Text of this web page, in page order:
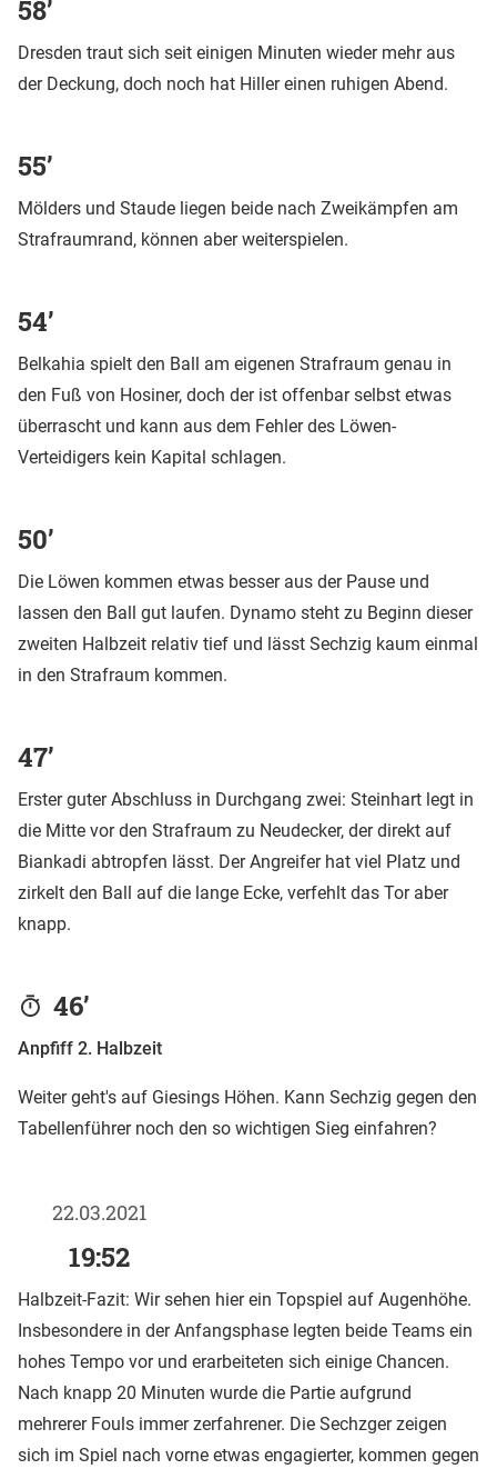
58’
Dresden traut sich seit einigen Minuten wieder mehr aus
der Deckung, doch noch hat Hiller einen ruhigen Abend.
55’
Mölders und Staude liegen beide nach Zweikämpfen am
Strafraumrand, können aber weiterspielen.
54’
Belkahia spielt den Ball am eigenen Strafraum genau in
den Fuß von Hosiner, doch der ist offenbar selbst etwas
überrascht und kann aus dem Fehler des Löwen-
Verteidigers kein Kapital schlagen.
50’
Die Löwen kommen etwas besser aus der Pause und
lassen den Ball gut laufen. Dynamo steht zu Beginn dieser
zweiten Halbzeit relativ tief und lässt Sechzig kaum einmal
in den Strafraum kommen.
47’
Erster guter Abschluss in Durchgang zwei: Steinhart legt in
die Mitte vor den Strafraum zu Neudecker, der direkt auf
Biankadi abtropfen lässt. Der Angreifer hat viel Platz und
zirkelt den Ball auf die lange Ecke, verfehlt das Tor aber
knapp.
46’
Anpfiff 2. Halbzeit
Weiter geht's auf Giesings Höhen. Kann Sechzig gegen den
Tabellenführer noch den so wichtigen Sieg einfahren?
22.03.2021
19:52
Halbzeit-Fazit: Wir sehen hier ein Topspiel auf Augenhöhe.
Insbesondere in der Anfangsphase legten beide Teams ein
hohes Tempo vor und erarbeiteten sich einige Chancen.
Nach knapp 20 Minuten wurde die Partie aufgrund
mehrerer Fouls immer zerfahrener. Die Sechzger zeigen
sich im Spiel nach vorne etwas engagierter, kommen gegen